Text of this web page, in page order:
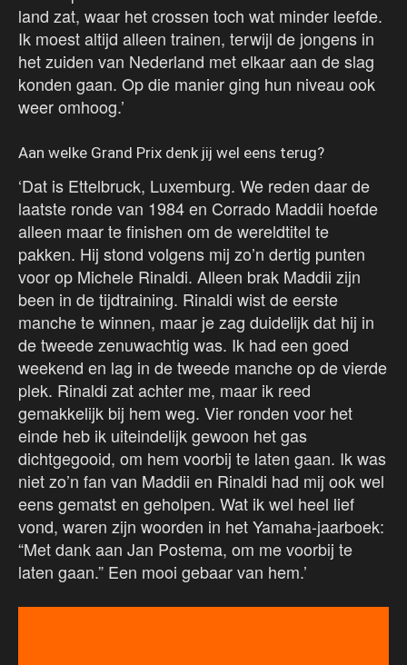
land zat, waar het crossen toch wat minder leefde.
Ik moest altijd alleen trainen, terwijl de jongens in
het zuiden van Nederland met elkaar aan de slag
konden gaan. Op die manier ging hun niveau ook
weer omhoog.’
Aan welke Grand Prix denk jij wel eens terug?
‘Dat is Ettelbruck, Luxemburg. We reden daar de
laatste ronde van 1984 en Corrado Maddii hoefde
alleen maar te finishen om de wereldtitel te
pakken. Hij stond volgens mij zo’n dertig punten
voor op Michele Rinaldi. Alleen brak Maddii zijn
been in de tijdtraining. Rinaldi wist de eerste
manche te winnen, maar je zag duidelijk dat hij in
de tweede zenuwachtig was. Ik had een goed
weekend en lag in de tweede manche op de vierde
plek. Rinaldi zat achter me, maar ik reed
gemakkelijk bij hem weg. Vier ronden voor het
einde heb ik uiteindelijk gewoon het gas
dichtgegooid, om hem voorbij te laten gaan. Ik was
niet zo’n fan van Maddii en Rinaldi had mij ook wel
eens gematst en geholpen. Wat ik wel heel lief
vond, waren zijn woorden in het Yamaha-jaarboek:
“Met dank aan Jan Postema, om me voorbij te
laten gaan.” Een mooi gebaar van hem.’